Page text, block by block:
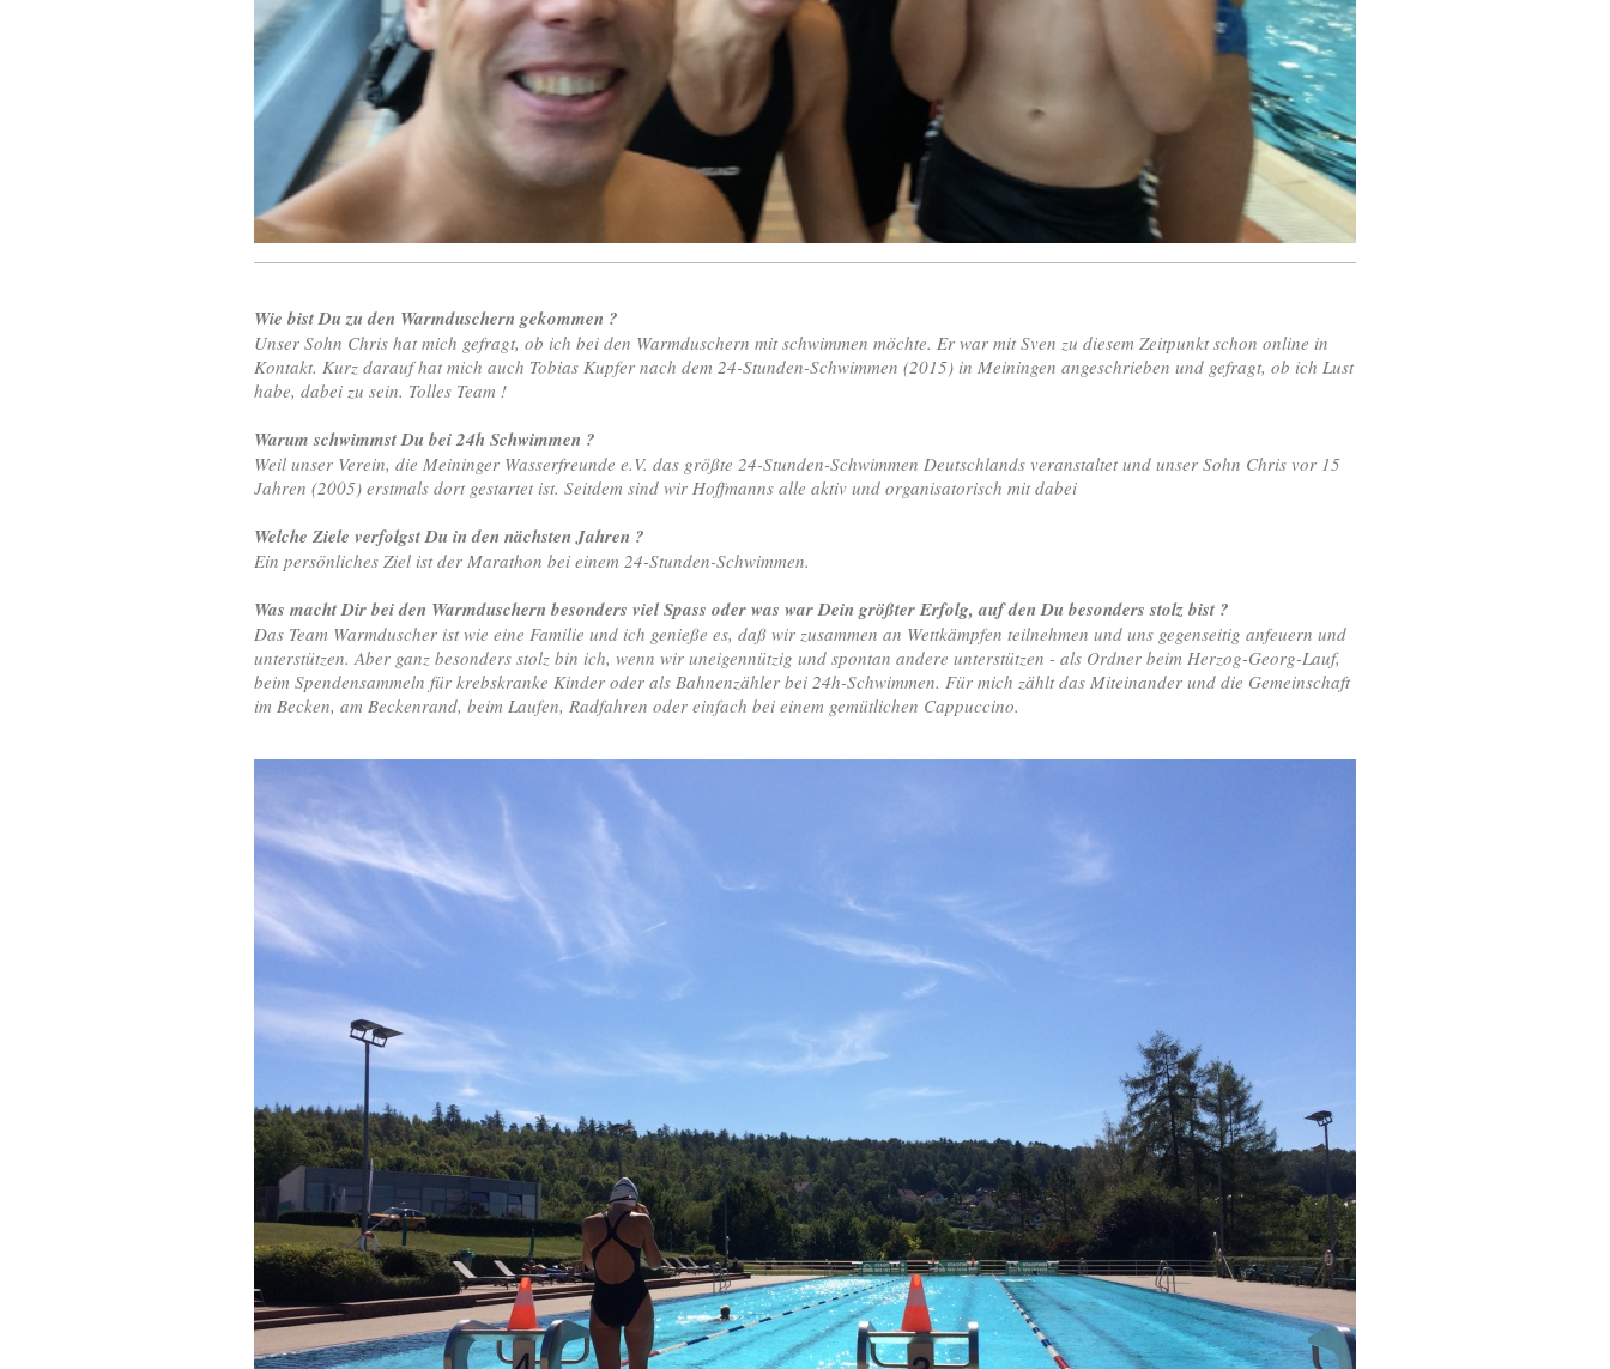
Wie bist Du zu den Warmduschern gekommen ?
Unser Sohn Chris hat mich gefragt, ob ich bei den Warmduschern mit schwimmen möchte. Er war mit Sven zu diesem Zeitpunkt schon online in
Kontakt. Kurz darauf hat mich auch Tobias Kupfer nach dem 24-Stunden-Schwimmen (2015) in Meiningen angeschrieben und gefragt, ob ich Lust
habe, dabei zu sein. Tolles Team !
Warum schwimmst Du bei 24h Schwimmen ?
Weil unser Verein, die Meininger Wasserfreunde e.V. das größte 24-Stunden-Schwimmen Deutschlands veranstaltet und unser Sohn Chris vor 15
Jahren (2005) erstmals dort gestartet ist. Seitdem sind wir Hoffmanns alle aktiv und organisatorisch mit dabei
Welche Ziele verfolgst Du in den nächsten Jahren ?
Ein persönliches Ziel ist der Marathon bei einem 24-Stunden-Schwimmen.
Was macht Dir bei den Warmduschern besonders viel Spass oder was war Dein größter Erfolg, auf den Du besonders stolz bist ?
Das Team Warmduscher ist wie eine Familie und ich genieße es, daß wir zusammen an Wettkämpfen teilnehmen und uns gegenseitig anfeuern und
unterstützen. Aber ganz besonders stolz bin ich, wenn wir uneigennützig und spontan andere unterstützen - als Ordner beim Herzog-Georg-Lauf,
beim Spendensammeln für krebskranke Kinder oder als Bahnenzähler bei 24h-Schwimmen. Für mich zählt das Miteinander und die Gemeinschaft
im Becken, am Beckenrand, beim Laufen, Radfahren oder einfach bei einem gemütlichen Cappuccino.